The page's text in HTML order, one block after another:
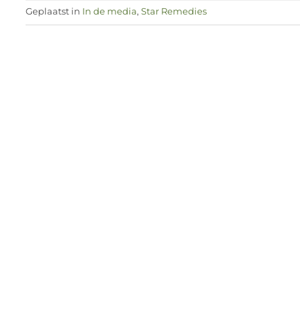
Geplaatst in In de media, Star Remedies